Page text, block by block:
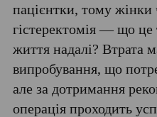
пацієнтки, тому жінки
гістеректомія — що це
життя надалі? Втрата
випробування, що
але за дотримання
операція проходить